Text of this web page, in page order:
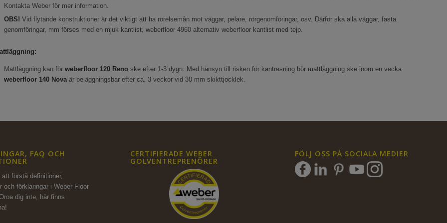
Kontakta Weber för mer information.
OBS! Vid flytande konstruktioner är det viktigt att ha rörelsemån mot väggar, pelare, rörgenomföringar, osv. Därför ska alla väggar, fasta
genomföringar, mm förses med en mjuk kantlist, weberfloor 4960 alternativ weberfloor kantlist med tejp.
Mattläggning kan för weberfloor120 Renoske efter 1-3 dygn. Med hänsyn till risken för kantresning bör mattläggning ske inom en vecka.
weberfloor140 Novaär beläggningsbar efter ca. 3 veckor vid 30 mm skikttjocklek.
FAQ OCH
att förstå definitioner,
och förklaringar i Weber Floor
dig inte, här finns
CERTIFIERADE WEBER
GOLVENTREPRENÖRER
FÖLJ OSS PÅ SOCIALA MEDIER